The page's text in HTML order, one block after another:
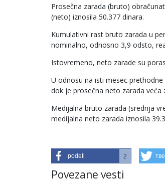
Prosečna zarada (bruto)
(neto) iznosila 50.377 dinara.
Kumulativni rast bruto zarada u
nominalno, odnosno 3,9 odsto,
Istovremeno, neto zarade su
U odnosu na isti mesec
dok je prosečna neto zarada
Medijalna bruto zarada (srednja
medijalna neto zarada iznosila
podeli 2
Povezane vesti